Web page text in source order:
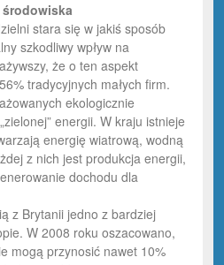
stara się w jakiś sposób
szkodliwy wpływ na
że o ten aspekt
tradycyjnych małych firm.
ekologicznie
energii. W kraju istnieje
energię wiatrową, wodną
z nich jest produkcja energii,
dochodu dla
z Brytanii jedno z bardziej
W 2008 roku oszacowano,
mogą przynosić nawet 10%